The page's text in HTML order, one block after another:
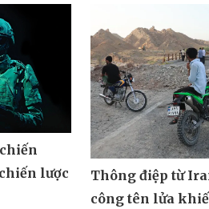
lược
Thông điệp từ
công tên lửa